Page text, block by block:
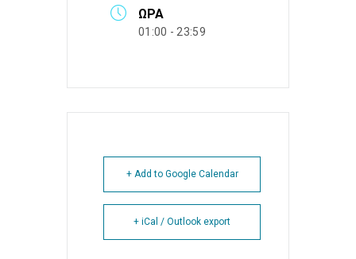
ΏΡΑ
01:00 - 23:59
+ Add to Google Calendar
+ iCal / Outlook export